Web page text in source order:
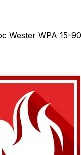
Wester WPA 15-90